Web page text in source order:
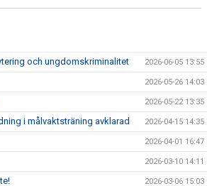
och ungdomskriminalitet 2026-06-05 13:55
2026-05-26 14:03
2026-05-22 13:35
i målvaktsträning avklarad 2026-04-15 14:35
2026-04-01 16:47
2026-03-10 14:11
2026-03-06 15:03